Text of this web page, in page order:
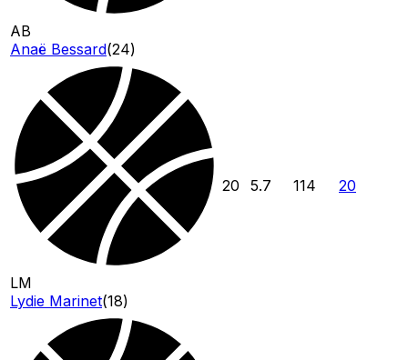
AB
Anaë Bessard(24)
LM
Lydie Marinet(18)
20 5.7 114 20